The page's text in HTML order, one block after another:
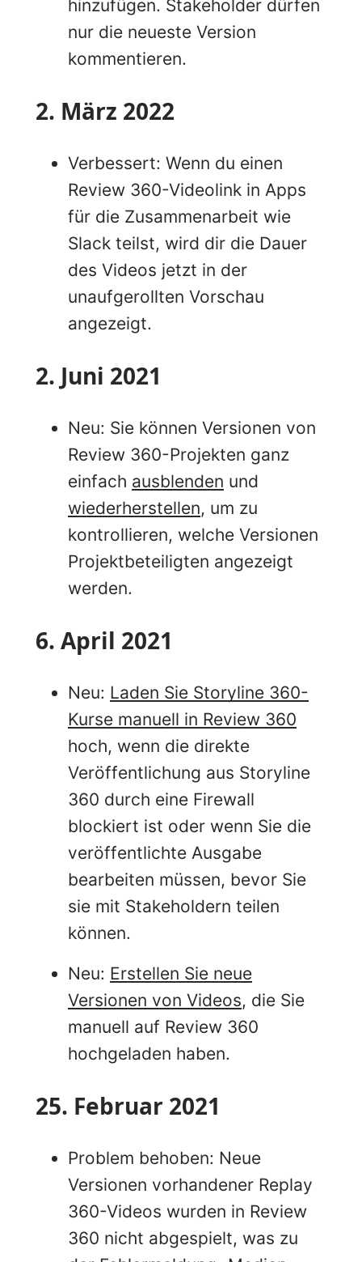
hinzufügen. Stakeholder dürfen
nur die neueste Version
kommentieren.
2. März 2022
Verbessert: Wenn du einen
Review 360-Videolink in Apps
für die Zusammenarbeit wie
Slack teilst, wird dir die Dauer
des Videos jetzt in der
unaufgerollten Vorschau
angezeigt.
2. Juni 2021
Neu: Sie können Versionen von
Review 360-Projekten ganz
einfach ausblenden und
wiederherstellen, um zu
kontrollieren, welche Versionen
Projektbeteiligten angezeigt
werden.
6. April 2021
Neu: Laden Sie Storyline 360-
Kurse manuell in Review 360
hoch, wenn die direkte
Veröffentlichung aus Storyline
360 durch eine Firewall
blockiert ist oder wenn Sie die
veröffentlichte Ausgabe
bearbeiten müssen, bevor Sie
sie mit Stakeholdern teilen
können.
Neu: Erstellen Sie neue
Versionen von Videos, die Sie
manuell auf Review 360
hochgeladen haben.
25. Februar 2021
Problem behoben: Neue
Versionen vorhandener Replay
360-Videos wurden in Review
360 nicht abgespielt, was zu